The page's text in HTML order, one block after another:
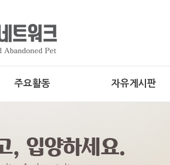
주요활동 자유게시판